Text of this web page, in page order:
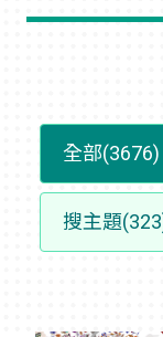
全部(3676)
搜主題